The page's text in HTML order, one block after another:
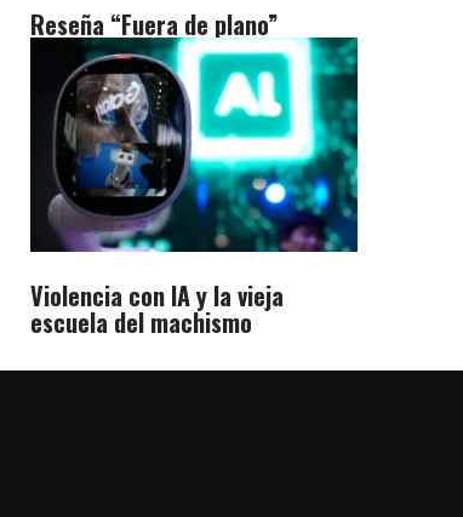
Reseña “Fuera de plano”
Violencia con IA y la vieja
escuela del machismo